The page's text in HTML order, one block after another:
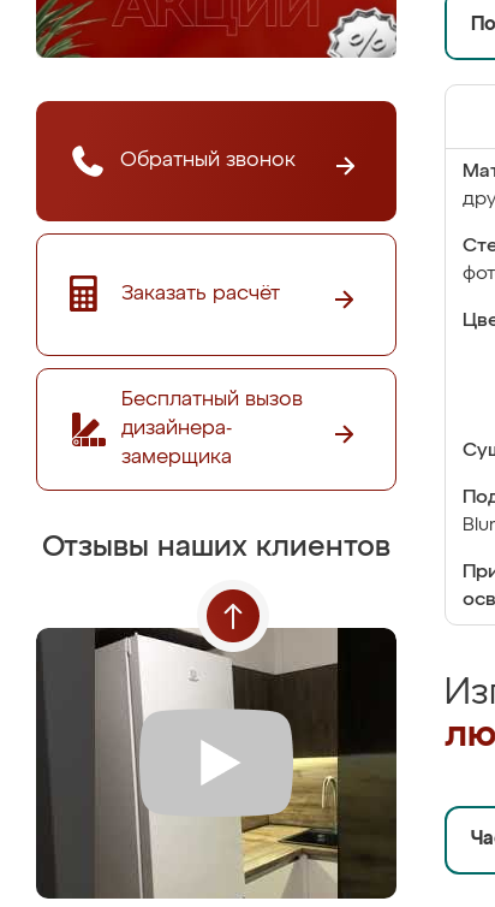
Обратный звонок
Заказать расчёт
Бесплатный вызов
дизайнера-
замерщика
Отзывы наших клиентов